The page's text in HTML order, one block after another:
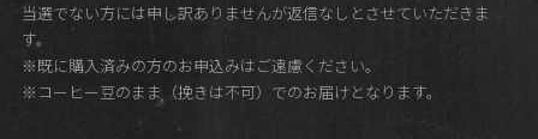
当選でない方には申し訳ありませんが返信なしとさせていただきま
す。
※既に購入済みの方のお申込みはご遠慮ください。
※コーヒー豆のまま（挽きは不可）でのお届けとなります。